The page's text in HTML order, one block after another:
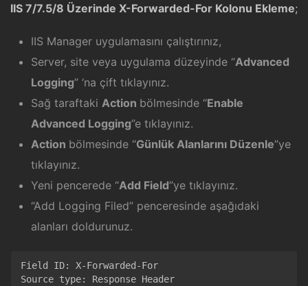
IIS 7/7.5/8 Üzerinde X-Forwarded-For Kolonu Ekleme;
IIS Manager uygulamasını çalıştırınız,
Server, site veya uygulama düzeyinde “Advanced
Logging” ‘na çift tıklayınız.
Sağ taraftaki Action bölmesinde “Enable
Advanced Logging”e tıklayınız.
Action bölmesinde “Günlük Alanlarını Düzenle”ye
tıklayınız.
Yeni pencerede “Add Field”ye tıklayınız.
“Add Logging Filed” penceresinde aşağıdaki
alanları doldurunuz.
Field ID: X-Forwarded-For
Source type: Response Header